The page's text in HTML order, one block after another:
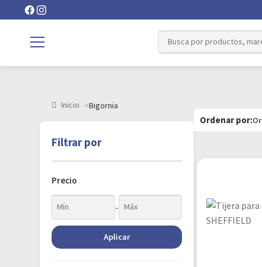
Inicio Bigornia
Filtrar por
Precio
-
Aplicar